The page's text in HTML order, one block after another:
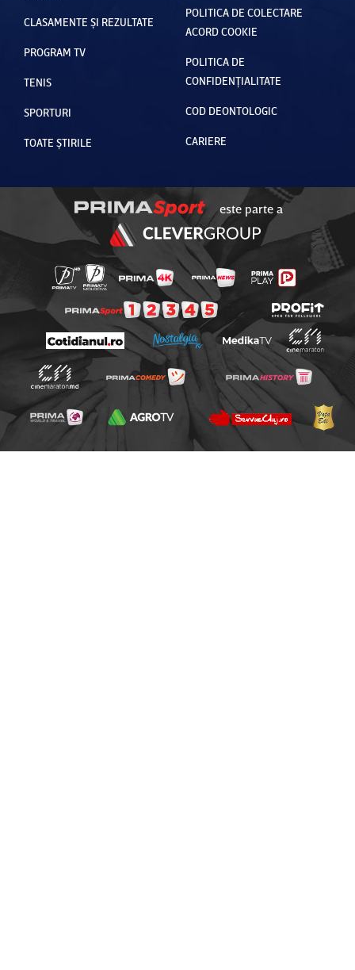
CLASAMENTE ȘI REZULTATE
PROGRAM TV
TENIS
SPORTURI
TOATE ȘTIRILE
POLITICA DE COLECTARE
ACORD COOKIE
POLITICA DE
CONFIDENȚIALITATE
COD DEONTOLOGIC
CARIERE
este parte a